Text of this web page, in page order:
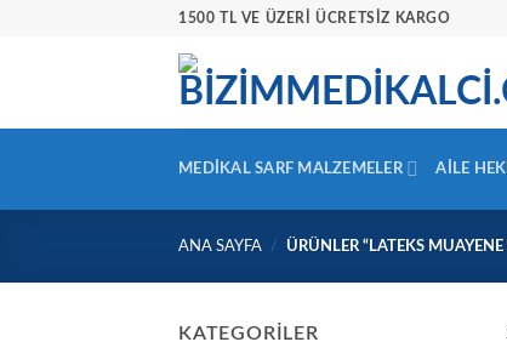
1500 TL VE ÜZERİ ÜCRETSİZ KARGO
MEDIKAL SARF MALZEMELER AILE
ANA SAYFA / ÜRÜNLER “LATEKS
KATEGORILER